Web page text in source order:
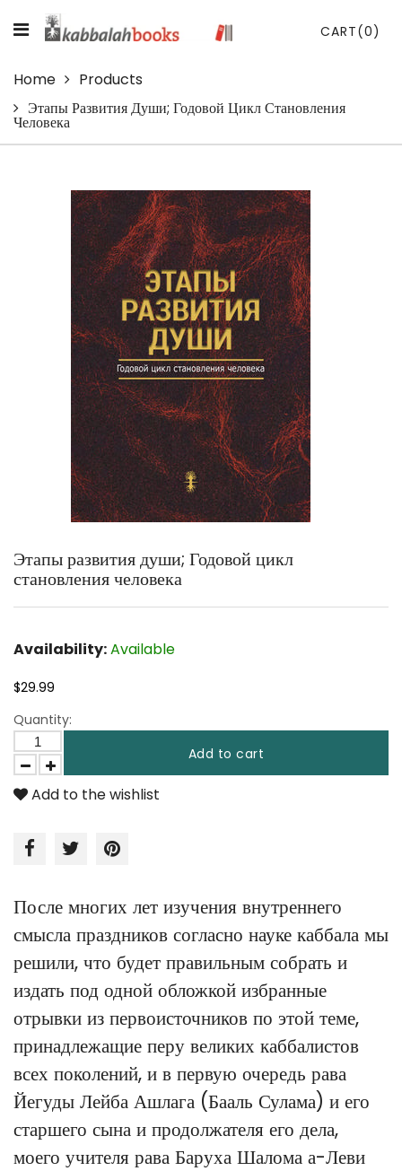
CART(0)
Home
Products
Этапы Развития Души; Годовой Цикл Становления
Человека
Этапы развития души; Годовой цикл
становления человека
Availability:Available
$29.99
Quantity:
Add to cart
Add to the wishlist
После многих лет изучения внутреннего
смысла праздников согласно науке каббала мы
решили, что будет правильным собрать и
издать под одной обложкой избранные
отрывки из первоисточников по этой теме,
принадлежащие перу великих каббалистов
всех поколений, и в первую очередь рава
Йегуды Лейба Ашлага (Бааль Сулама) и его
старшего сына и продолжателя его дела,
моего учителя рава Баруха Шалома а-Леви